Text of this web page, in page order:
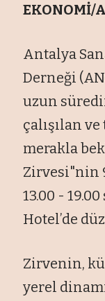
EKONOMİ/
Antalya
Derneği
uzun
çalışılan
merakla
Zirvesi"nin
13.00 -
Hotel’de
Zirvenin,
yerel